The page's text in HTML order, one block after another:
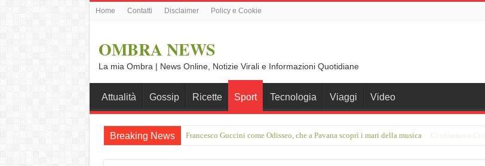
Home Contatti Disclaimer Policy e Cookie
OMBRA NEWS
La mia Ombra | News Online, Notizie Virali e Informazioni Quotidiane
Attualità Gossip Ricette Sport Tecnologia Viaggi Video
Breaking News Francesco Guccini come Odisseo, che a Pavana scoprì i mari della musica
Vince Tempera: “Il mio primo incontro con Francesco Guccini in una stalla. Ci chiamava